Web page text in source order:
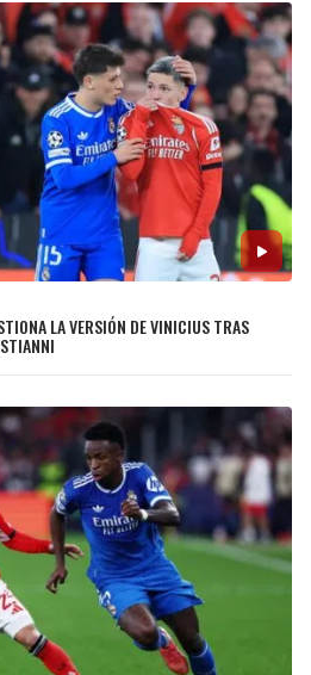
LA VERSIÓN DE VINICIUS TRAS